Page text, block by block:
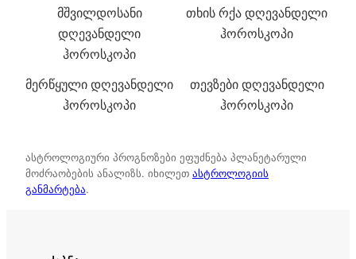
მშვილდოსანი
დღევანდელი
ჰოროსკოპი
თხის რქა დღევანდელი
ჰოროსკოპი
მერწყული დღევანდელი
ჰოროსკოპი
თევზები დღევანდელი
ჰოროსკოპი
ასტროლოგიური პროგნოზები ეფუძნება პლანეტარული
მოძრაობების ანალიზს. იხილეთ ასტროლოგიის
განმარტება.